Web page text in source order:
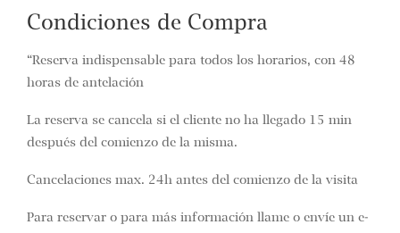
Condiciones de Compra
“Reserva indispensable para todos los horarios, con 48
horas de antelación
La reserva se cancela si el cliente no ha llegado 15 min
después del comienzo de la misma.
Cancelaciones max. 24h antes del comienzo de la visita
Para reservar o para más información llame o envíe un e-